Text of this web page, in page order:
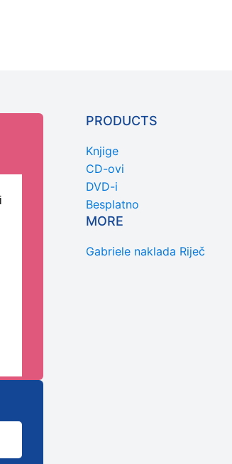
PRODUCTS
Knjige
CD-ovi
DVD-i
Besplatno
MORE
Gabriele naklada Riječ